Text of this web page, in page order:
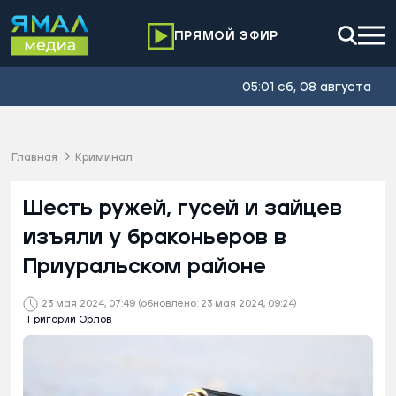
ПРЯМОЙ ЭФИР
05:01 сб, 08 августа
Главная Криминал
23 мая 2024, 07:49 (обновлено: 23 мая 2024, 09:24)
Григорий Орлов
Шесть ружей, гусей и зайцев
изъяли у браконьеров в
Приуральском районе